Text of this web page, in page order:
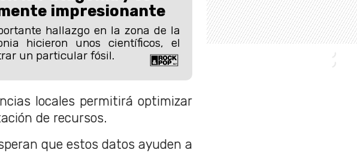
impresionante
hallazgo en la zona de la
hicieron unos científicos, el
un particular fósil.
locales permitirá optimizar
de recursos.
que estos datos ayuden a